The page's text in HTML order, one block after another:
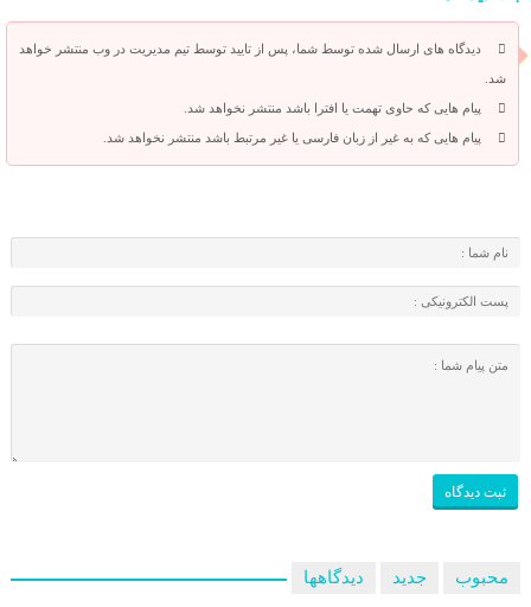
دیدگاه های ارسال شده توسط شما، پس از تایید توسط تیم مدیریت در وب منتشر خواهد
شد.
پیام هایی که حاوی تهمت یا افترا باشد منتشر نخواهد شد.
پیام هایی که به غیر از زبان فارسی یا غیر مرتبط باشد منتشر نخواهد شد.
محبوب جدید دیدگاهها